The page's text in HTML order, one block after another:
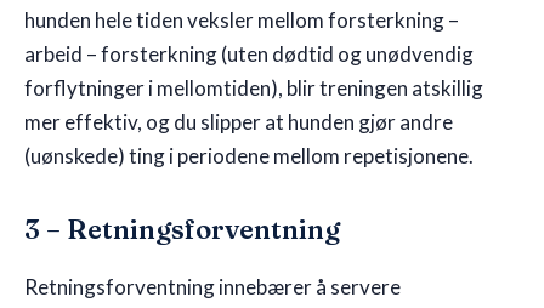
hunden hele tiden veksler mellom forsterkning –
arbeid – forsterkning (uten dødtid og unødvendig
forflytninger i mellomtiden), blir treningen atskillig
mer effektiv, og du slipper at hunden gjør andre
(uønskede) ting i periodene mellom repetisjonene.
3 – Retningsforventning
Retningsforventning innebærer å servere